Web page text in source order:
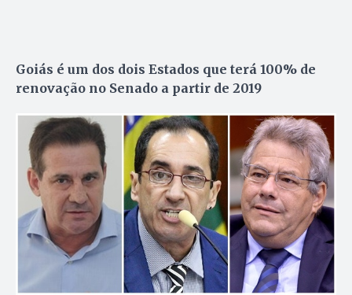
Goiás é um dos dois Estados que terá 100% de
renovação no Senado a partir de 2019